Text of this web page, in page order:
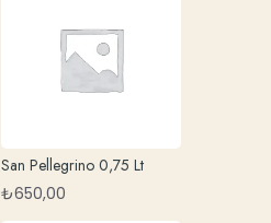
San Pellegrino 0,75 Lt
₺650,00